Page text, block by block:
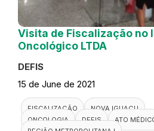
Visita de Fiscalização no
Oncológico LTDA
DEFIS
15 de June de 2021
FISCALIZAÇÃO
NOVA IGUAÇU
ONCOLOGIA
DEFIS
ATO